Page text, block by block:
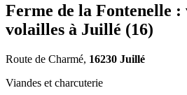
Ferme de la Fontenelle :
volailles à Juillé (16)
Route de Charmé, 16230 Juillé
Viandes et charcuterie